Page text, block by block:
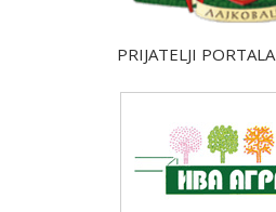
PRIJATELJI PORTALA